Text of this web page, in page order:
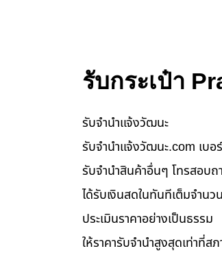
รับกระเป๋า
รับจํานําแจ้งวัฒนะ
รับจํานําแจ้งวัฒนะ.com เบ
รับจำนำสินค้าอื่นๆ โทรสอบถ
ได้รับเงินสดในทันทีเต็มจำนวน
ประเมินราคาอย่างเป็นธรรม
ให้ราคารับจำนำสูงสุดเท่าที่